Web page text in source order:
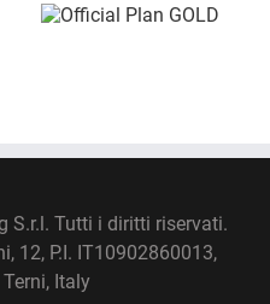
S.r.l. Tutti i diritti riservati.
12, P.I. IT10902860013,
Italy